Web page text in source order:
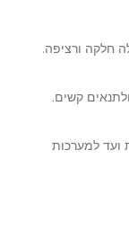
חלקה ורציפה.
קשים.
ועד למערכות